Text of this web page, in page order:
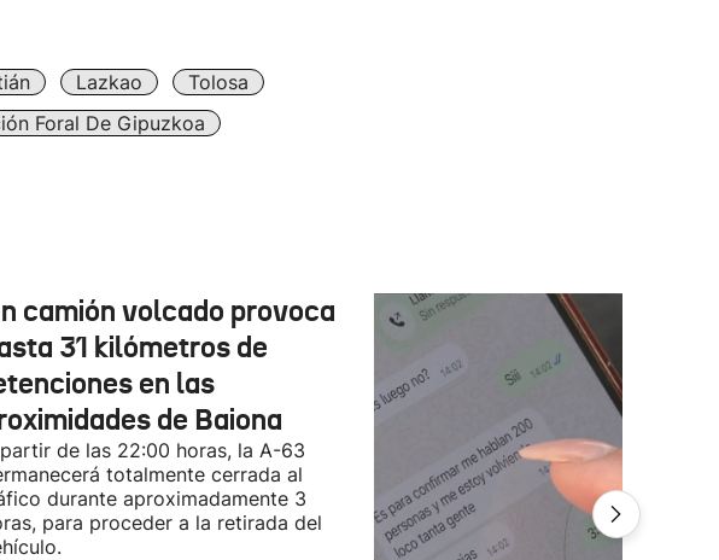
Lazkao
Tolosa
Foral De Gipuzkoa
camión volcado provoca
31 kilómetros de
en las
de Baiona
de las 22:00 horas, la A-63
totalmente cerrada al
durante aproximadamente 3
para proceder a la retirada del